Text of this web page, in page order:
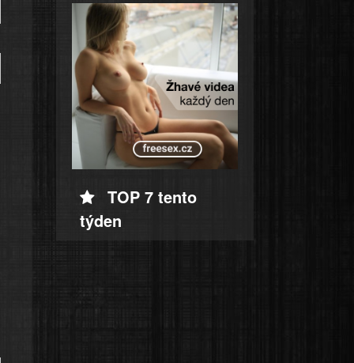
TOP 7 tento
týden